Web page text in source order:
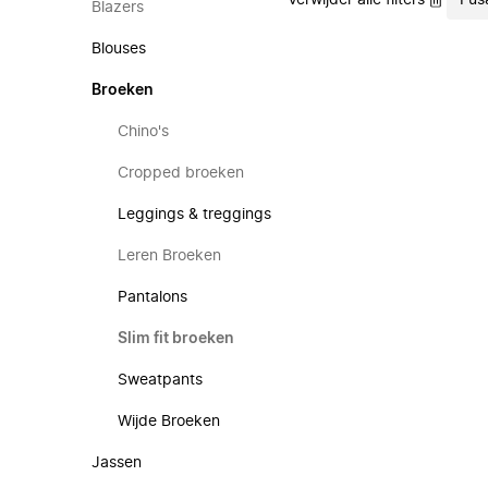
Blazers
Blouses
Broeken
Chino's
Cropped broeken
Leggings & treggings
Leren Broeken
Pantalons
Slim fit broeken
Sweatpants
Wijde Broeken
Jassen